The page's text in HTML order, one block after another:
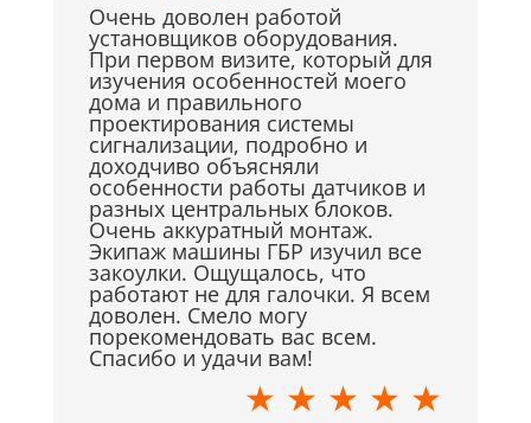
Очень доволен работой
установщиков оборудования.
При первом визите, который для
изучения особенностей моего
дома и правильного
проектирования системы
сигнализации, подробно и
доходчиво объясняли
особенности работы датчиков и
разных центральных блоков.
Очень аккуратный монтаж.
Экипаж машины ГБР изучил все
закоулки. Ощущалось, что
работают не для галочки. Я всем
доволен. Смело могу
порекомендовать вас всем.
Спасибо и удачи вам!
★ ★ ★ ★ ★